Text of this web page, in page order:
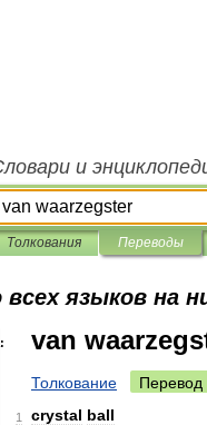
и
Толкования Переводы
всех языков на
van
Толкование Перевод
1 crystal ball